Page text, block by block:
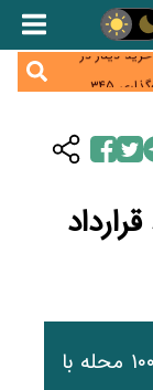
دینار در
جنگ کریدورها وارد فاز جدید شد؛ سرمایه‌گذاری ۳۴۵
نقش
وزیر راه و شهرسازی از شناسایی ۱۰۰ محله با